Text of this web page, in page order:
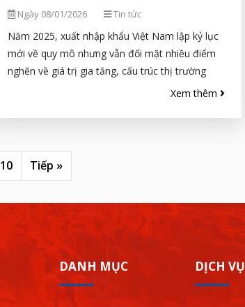
Ngày 08/01/2026 Tin tức
Năm 2025, xuất nhập khẩu Việt Nam lập kỷ lục
mới về quy mô nhưng vẫn đối mặt nhiều điểm
nghẽn về giá trị gia tăng, cấu trúc thị trường
Xem thêm
10 Tiếp »
DANH MỤC DỊCH VỤ